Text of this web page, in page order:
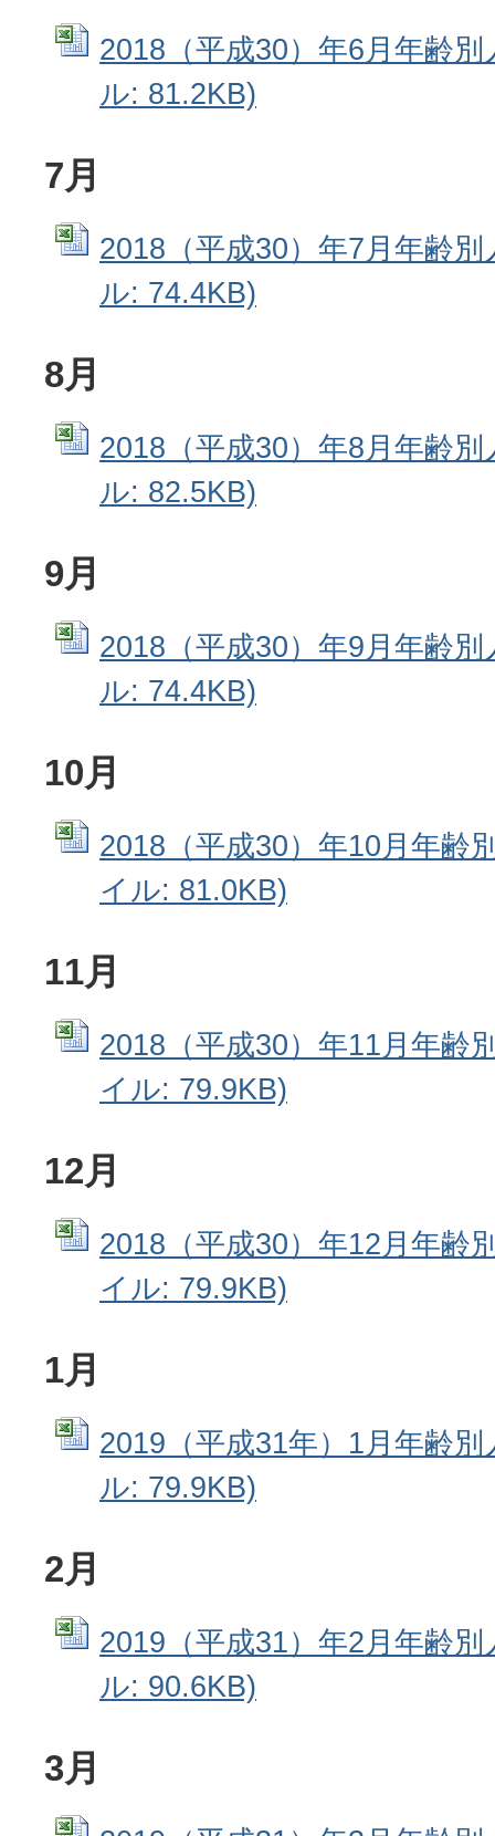
2018（平成30）年6月年齢
ル: 81.2KB)
7月
2018（平成30）年7月年齢
ル: 74.4KB)
8月
2018（平成30）年8月年齢
ル: 82.5KB)
9月
2018（平成30）年9月年齢
ル: 74.4KB)
10月
2018（平成30）年10月年齢
イル: 81.0KB)
11月
2018（平成30）年11月年齢
イル: 79.9KB)
12月
2018（平成30）年12月年齢
イル: 79.9KB)
1月
2019（平成31年）1月年齢
ル: 79.9KB)
2月
2019（平成31）年2月年齢
ル: 90.6KB)
3月